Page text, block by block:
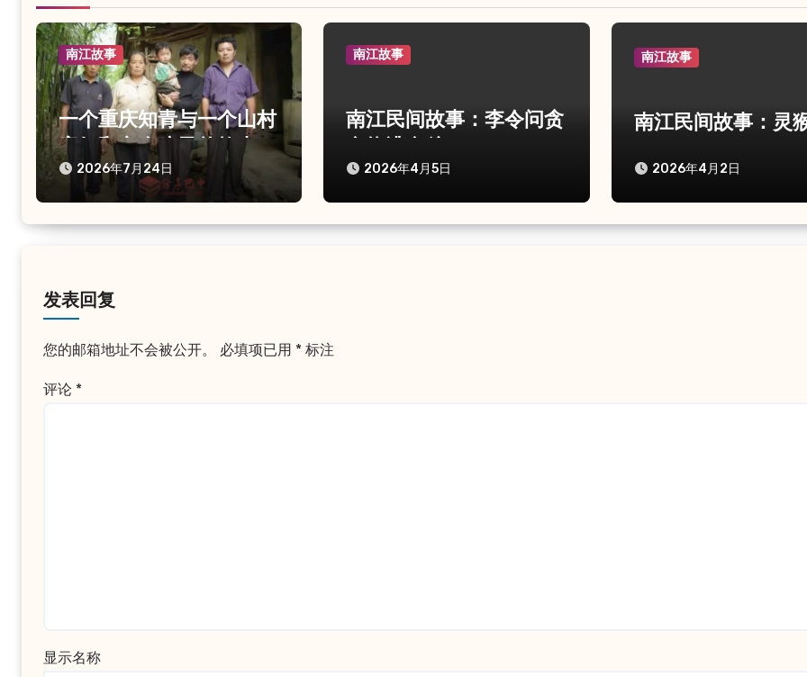
南江故事
一个重庆知青与一个山村
寡妇和六个孩子的故事
2026年7月24日
南江故事
南江民间故事：李令问贪
2026年4月5日
南江故事
南江民间故事：灵
2026年4月2日
发表回复
您的邮箱地址不会被公开。 必填项已用 * 标注
评论 *
显示名称